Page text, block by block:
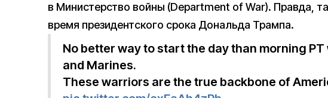
в Министерство войны (Department of War). Правда,
время президентского срока Дональда Трампа.
No better way to start the day than morning PT
and Marines.
These warriors are the true backbone of